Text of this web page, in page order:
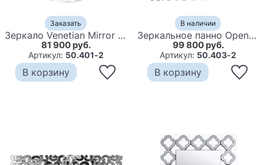
Заказать
Зеркало Venetian Mirror Openwork Frame
81 900 руб.
Артикул: 50.401-2
В корзину
В наличии
Зеркальное панно Openwork Mirror Square
99 800 руб.
Артикул: 50.403-2
В корзину